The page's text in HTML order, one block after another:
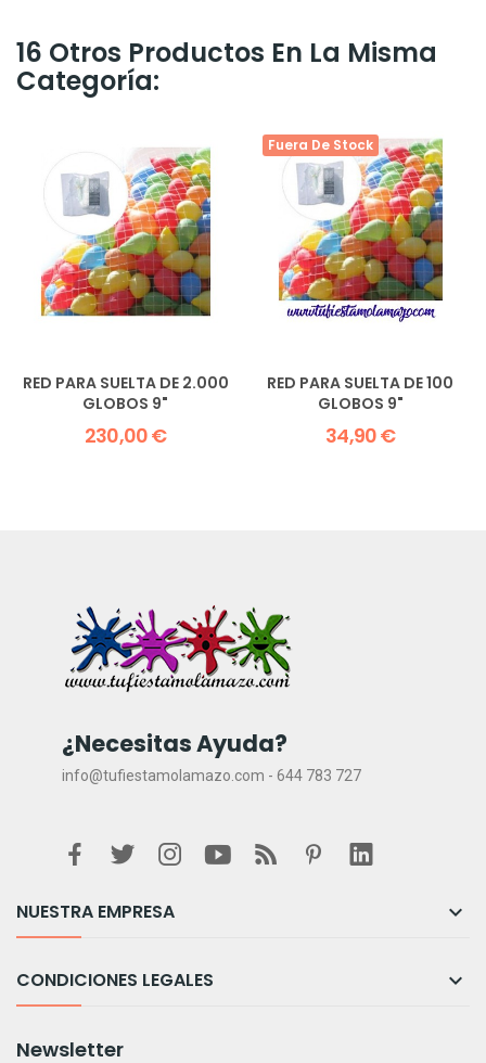
16 Otros Productos En La Misma
Categoría:
RED PARA SUELTA DE 2.000
GLOBOS 9"
230,00 €
Fuera De Stock
RED PARA SUELTA DE 100
GLOBOS 9"
34,90 €
¿Necesitas Ayuda?
info@tufiestamolamazo.com - 644 783 727
NUESTRA EMPRESA 
CONDICIONES LEGALES 
Newsletter